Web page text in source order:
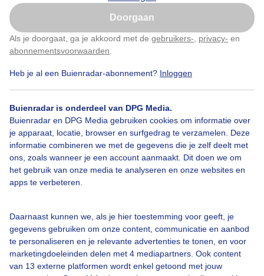
Doorgaan
Als je doorgaat, ga je akkoord met de gebruikers- privacy- en
abonnementsvoorwaarden
Heb je al een Buienradar-abonnement? Inloggen
Buienradar is onderdeel van DPG Media.
Buienradar en DPG Media gebruiken cookies om informatie over
je apparaat, locatie, browser en surfgedrag te verzamelen. Deze
informatie combineren we met de gegevens die je zelf deelt met
ons, zoals wanneer je een account aanmaakt. Dit doen we om
het gebruik van onze media te analyseren en onze websites en
apps te verbeteren.
Daarnaast kunnen we, als je hier toestemming voor geeft, je
gegevens gebruiken om onze content, communicatie en aanbod
te personaliseren en je relevante advertenties te tonen, en voor
marketingdoeleinden delen met 4 mediapartners. Ook content
van 13 externe platformen wordt enkel getoond met jouw
Woonboten Mist Natuur Vanmorgen vroeg
Door: Sandra Romijn Gemaakt: 14-09-2023, 217x bekeken
Bekijk slideshow
Een moment geduld aub...
Klik hierom dit aan te passen